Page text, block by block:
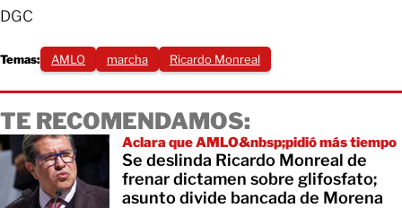
DGC
Temas: AMLO marcha Ricardo Monreal
TE RECOMENDAMOS:
Aclara que AMLO&nbsp;pidió más tiempo
Se deslinda Ricardo Monreal de
frenar dictamen sobre glifosfato;
asunto divide bancada de Morena